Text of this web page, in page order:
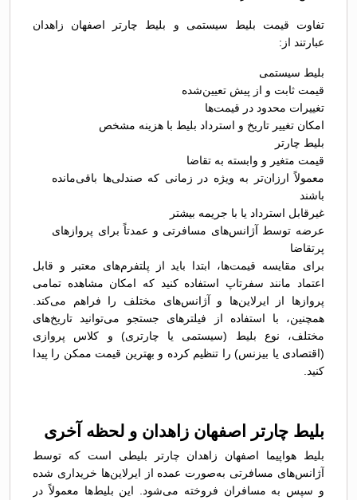
تفاوت قیمت بلیط سیستمی و بلیط چارتر اصفهان زاهدان
عبارتند از:
بلیط سیستمی
قیمت ثابت و از پیش تعیین‌شده
تغییرات محدود در قیمت‌ها
امکان تغییر تاریخ و استرداد بلیط با هزینه مشخص
بلیط چارتر
قیمت متغیر و وابسته به تقاضا
معمولاً ارزان‌تر به ویژه در زمانی که صندلی‌ها باقی‌مانده
باشند
غیرقابل استرداد یا با جریمه بیشتر
عرضه توسط آژانس‌های مسافرتی و عمدتاً برای پروازهای
پرتقاضا
برای مقایسه قیمت‌ها، ابتدا باید از پلتفرم‌های معتبر و قابل
اعتماد مانند سفرتاپ استفاده کنید که امکان مشاهده تمامی
پروازها از ایرلاین‌ها و آژانس‌های مختلف را فراهم می‌کند.
همچنین، با استفاده از فیلترهای جستجو می‌توانید تاریخ‌های
مختلف، نوع بلیط (سیستمی یا چارتری) و کلاس پروازی
(اقتصادی یا بیزنس) را تنظیم کرده و بهترین قیمت ممکن را پیدا
کنید.
بلیط چارتر اصفهان زاهدان و لحظه آخری
بلیط هواپیما اصفهان زاهدان چارتر بلیطی است که توسط
آژانس‌های مسافرتی به‌صورت عمده از ایرلاین‌ها خریداری شده
و سپس به مسافران فروخته می‌شود. این بلیط‌ها معمولاً در